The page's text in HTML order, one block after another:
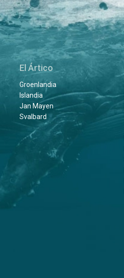
El Ártico
Groenlandia
Islandia
Jan Mayen
Svalbard